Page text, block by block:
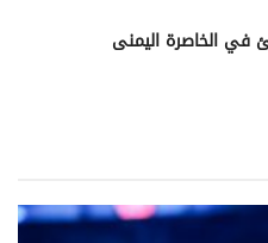
في الخاصرة اليمنى